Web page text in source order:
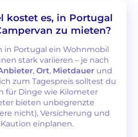
kostet es, in Portugal
zu mieten?
in Portugal ein Wohnmobil
stark variieren – je nach
, Ort, Mietdauer und
zum Tagespreis solltest du
für Dinge wie Kilometer
bieten unbegrenzte
nicht), Versicherung und
einplanen.